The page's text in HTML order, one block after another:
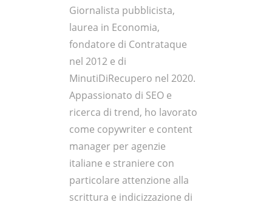
Giornalista pubblicista,
laurea in Economia,
fondatore di Contrataque
nel 2012 e di
MinutiDiRecupero nel 2020.
Appassionato di SEO e
ricerca di trend, ho lavorato
come copywriter e content
manager per agenzie
italiane e straniere con
particolare attenzione alla
scrittura e indicizzazione di